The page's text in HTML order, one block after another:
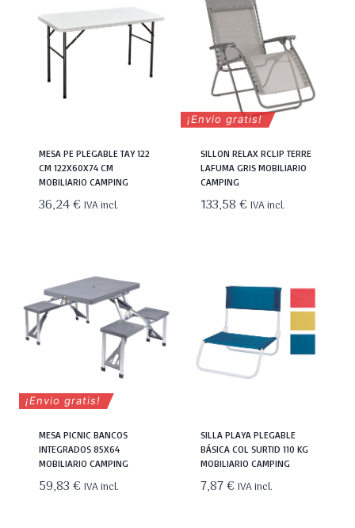
MESA PE PLEGABLE TAY 122
CM 122X60X74 CM
MOBILIARIO CAMPING
36,24€ IVA incl.
¡Envio gratis!
SILLON RELAX RCLIP TERRE
LAFUMA GRIS MOBILIARIO
CAMPING
133,58€ IVA incl.
¡Envio gratis!
MESA PICNIC BANCOS
INTEGRADOS 85X64
MOBILIARIO CAMPING
59,83€ IVA incl.
SILLA PLAYA PLEGABLE
BÁSICA COL SURTID 110 KG
MOBILIARIO CAMPING
7,87€ IVA incl.